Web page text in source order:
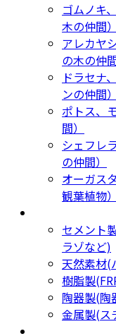
ゴムノキ
木の仲間）
アレカヤ
の木の仲間
ドラセナ
ンの仲間）
ポトス、
間）
シェフレ
の仲間）
オーガス
観葉植物）
セメント
ラゾなど)
天然素材(
樹脂製
陶器製(陶
金属製(ス